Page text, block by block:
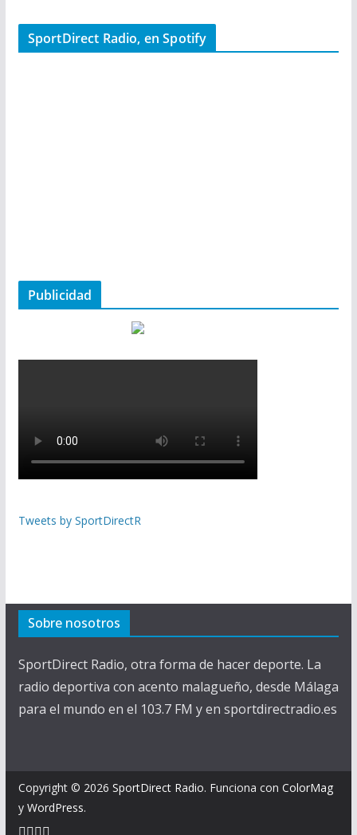
SportDirect Radio, en Spotify
Publicidad
Tweets by SportDirectR
Sobre nosotros
SportDirect Radio, otra forma de hacer deporte. La
radio deportiva con acento malagueño, desde Málaga
para el mundo en el 103.7 FM y en sportdirectradio.es
Copyright © 2026 SportDirect Radio. Funciona con ColorMag
y WordPress.